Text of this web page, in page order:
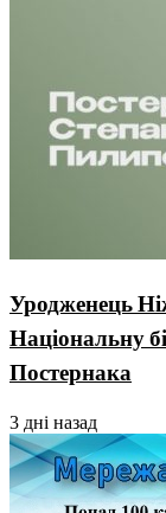
Уродженець
Національну
Постернака
3 дні назад